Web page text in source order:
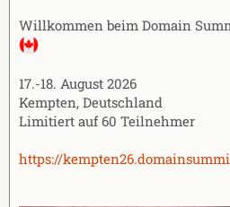
Willkommen beim Domain
17.-18. August 2026
Kempten, Deutschland
Limitiert auf 60 Teilnehmer
https://